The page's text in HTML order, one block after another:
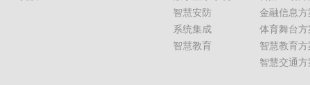
智慧安防
系统集成
智慧教育
金融信息方
体育舞台方
智慧教育方
智慧交通方